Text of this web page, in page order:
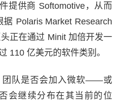
提供商 Softomotive，从而
Polaris Market Research
正在通过 Minit 加倍开发一
110 亿美元的软件类别。
团队是否会加入微软——或
会继续分布在其当前的位